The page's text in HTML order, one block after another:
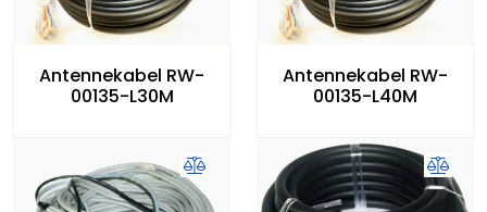
Antennekabel RW-
00135-L30M
Antennekabel RW-
00135-L40M